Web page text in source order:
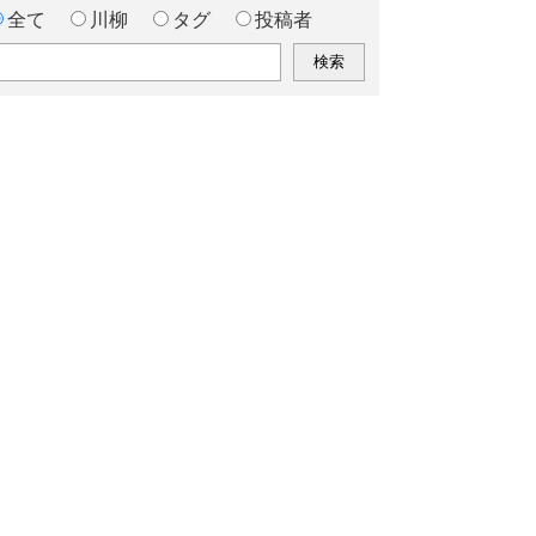
全て 川柳 タグ 投稿者